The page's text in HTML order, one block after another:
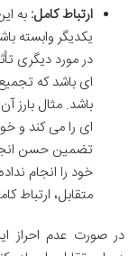
ارتباط کامل: به
یکدیگر وابسته
در مورد دیگری
ای باشد که
باشد. مثال بارز
ای را می کند و
تضمین حسن
خود را انجام
متقابل، ارتباط
در صورت عدم احراز